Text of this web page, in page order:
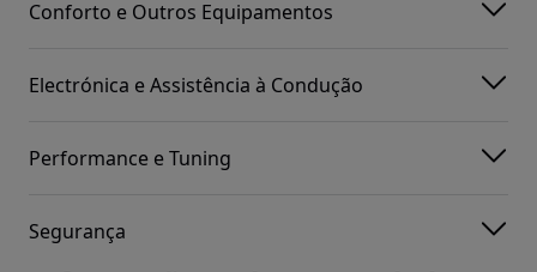
Conforto e Outros Equipamentos
Electrónica e Assistência à Condução
Performance e Tuning
Segurança